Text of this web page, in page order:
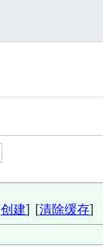
创建] [清除缓存]